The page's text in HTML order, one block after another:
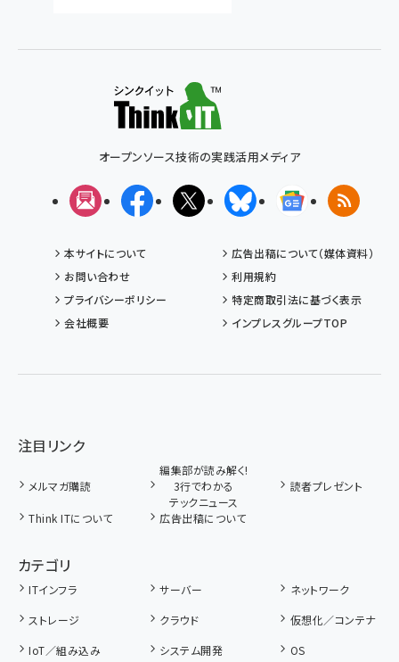
オープンソース技術の実践活用メディア
メルマガFacebookX(エックス)BlueskyGoogleニュ
RSS
本サイトについて
広告出稿について（媒体資料）
お問い合わせ
利用規約
プライバシーポリシー
特定商取引法に基づく表示
会社概要
インプレスグループTOP
注目リンク
メルマガ購読
編集部が読み解く!
3行でわかる
テックニュース
読者プレゼント
Think ITについて 広告出稿について
カテゴリ
ITインフラ サーバー
ネットワーク
ストレージ
クラウド
仮想化／コンテナ
IoT／組み込み
システム開発 OS